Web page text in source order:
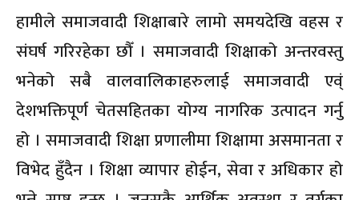
हामीले समाजवादी शिक्षाबारे लामो समयदेखि वहस र
संघर्ष गरिरहेका छौँ । समाजवादी शिक्षाको अन्तरवस्तु
भनेको सबै वालवालिकाहरुलाई समाजवादी एव्ं
देशभक्तिपूर्ण चेतसहितका योग्य नागरिक उत्पादन गर्नु
हो । समाजवादी शिक्षा प्रणालीमा शिक्षामा असमानता र
विभेद हुँदैन । शिक्षा व्यापार होईन, सेवा र अधिकार हो